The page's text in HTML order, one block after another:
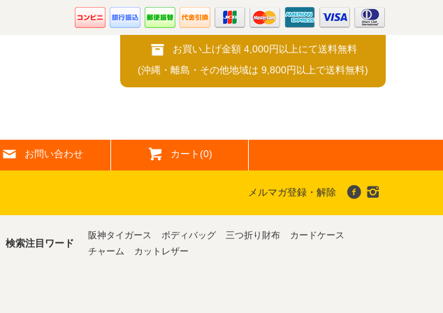
お買い上げ金額 4,000円以上にて送料無料
(沖縄・離島・その他地域は 9,800円以上で送料無料)
お問い合わせ カート(0)
メルマガ登録・解除
検索注目ワード
阪神タイガース ボディバッグ 三つ折り財布
カードケース
チャーム
カットレザー